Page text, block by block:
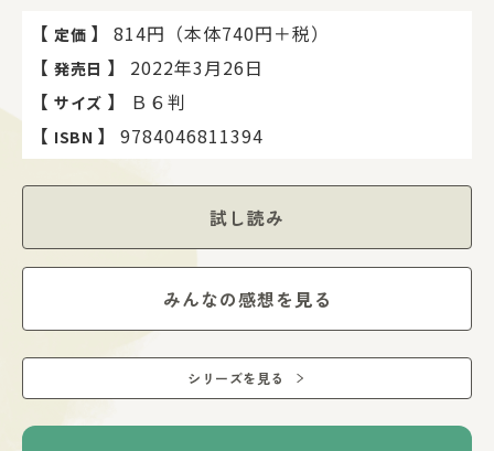
【 定価 】
814円（本体740円＋税）
【 発売日 】
2022年3月26日
【 サイズ 】
Ｂ６判
【 ISBN 】 9784046811394
試し読み
みんなの感想を見る
シリーズを見る